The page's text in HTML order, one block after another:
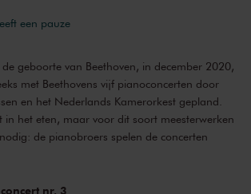
een pauze
geboorte van Beethoven, in december 2020,
met Beethovens vijf pianoconcerten door
en het Nederlands Kamerorkest gepland.
in het eten, maar voor dit soort meesterwerken
de pianobroers spelen de concerten
nr. 3